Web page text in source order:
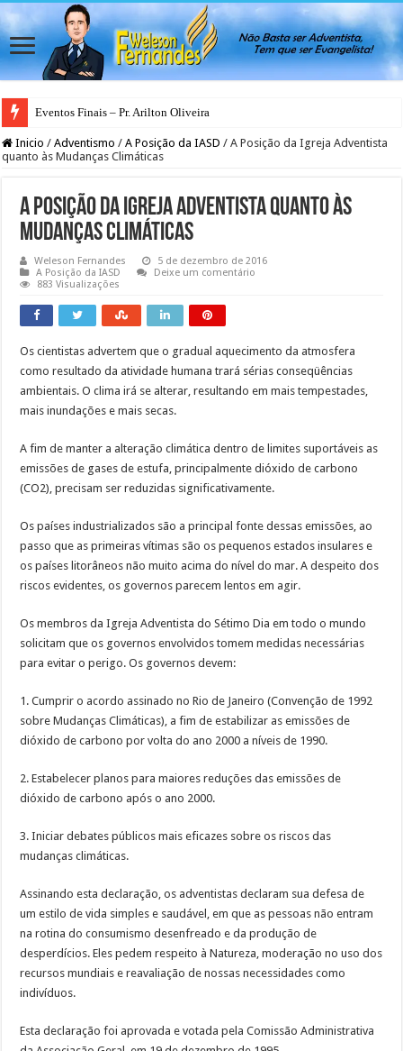
Eventos Finais – Pr. Arilton Oliveira
Espirito Santo – O Deus dos Bastidores
Inicio / Adventismo / A Posição da IASD / A Posição da Igreja Adventista
quanto às Mudanças Climáticas
A Posição da Igreja Adventista quanto às
Mudanças Climáticas
Weleson Fernandes
5 de dezembro de 2016
A Posição da IASD
Deixe um comentário
883 Visualizações
Os cientistas advertem que o gradual aquecimento da atmosfera
como resultado da atividade humana trará sérias conseqüências
ambientais. O clima irá se alterar, resultando em mais tempestades,
mais inundações e mais secas.
A fim de manter a alteração climática dentro de limites suportáveis as
emissões de gases de estufa, principalmente dióxido de carbono
(CO2), precisam ser reduzidas significativamente.
Os países industrializados são a principal fonte dessas emissões, ao
passo que as primeiras vítimas são os pequenos estados insulares e
os países litorâneos não muito acima do nível do mar. A despeito dos
riscos evidentes, os governos parecem lentos em agir.
Os membros da Igreja Adventista do Sétimo Dia em todo o mundo
solicitam que os governos envolvidos tomem medidas necessárias
para evitar o perigo. Os governos devem:
1. Cumprir o acordo assinado no Rio de Janeiro (Convenção de 1992
sobre Mudanças Climáticas), a fim de estabilizar as emissões de
dióxido de carbono por volta do ano 2000 a níveis de 1990.
2. Estabelecer planos para maiores reduções das emissões de
dióxido de carbono após o ano 2000.
3. Iniciar debates públicos mais eficazes sobre os riscos das
mudanças climáticas.
Assinando esta declaração, os adventistas declaram sua defesa de
um estilo de vida simples e saudável, em que as pessoas não entram
na rotina do consumismo desenfreado e da produção de
desperdícios. Eles pedem respeito à Natureza, moderação no uso dos
recursos mundiais e reavaliação de nossas necessidades como
indivíduos.
Esta declaração foi aprovada e votada pela Comissão Administrativa